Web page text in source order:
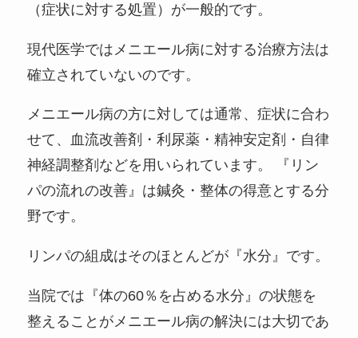
（症状に対する処置）が一般的です。
現代医学ではメニエール病に対する治療方法は
確立されていないのです。
メニエール病の方に対しては通常、症状に合わ
せて、血流改善剤・利尿薬・精神安定剤・自律
神経調整剤などを用いられています。 『リン
パの流れの改善』は鍼灸・整体の得意とする分
野です。
リンパの組成はそのほとんどが『水分』です。
当院では『体の60％を占める水分』の状態を
整えることがメニエール病の解決には大切であ